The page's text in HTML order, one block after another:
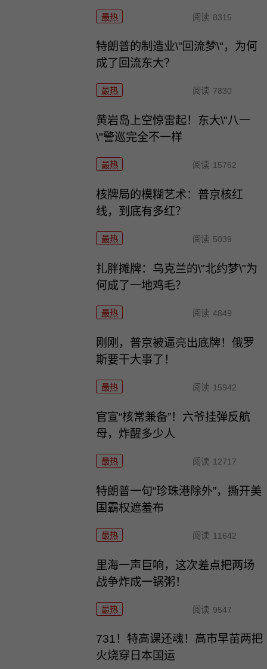
最热 阅读 8315
特朗普的制造业\"回流梦\"，为何
成了回流东大？
最热 阅读 7830
黄岩岛上空惊雷起！东大\"八一
\"警巡完全不一样
最热 阅读 15762
核牌局的模糊艺术：普京核红
线，到底有多红？
最热 阅读 5039
扎胖摊牌：乌克兰的\"北约梦\"为
何成了一地鸡毛？
最热 阅读 4849
刚刚，普京被逼亮出底牌！俄罗
斯要干大事了！
最热 阅读 15942
官宣“核常兼备”！六爷挂弹反航
母，炸醒多少人
最热 阅读 12717
特朗普一句“珍珠港除外”，撕开美
国霸权遮羞布
最热 阅读 11642
里海一声巨响，这次差点把两场
战争炸成一锅粥！
最热 阅读 9547
731！特高课还魂！高市早苗两把
火烧穿日本国运